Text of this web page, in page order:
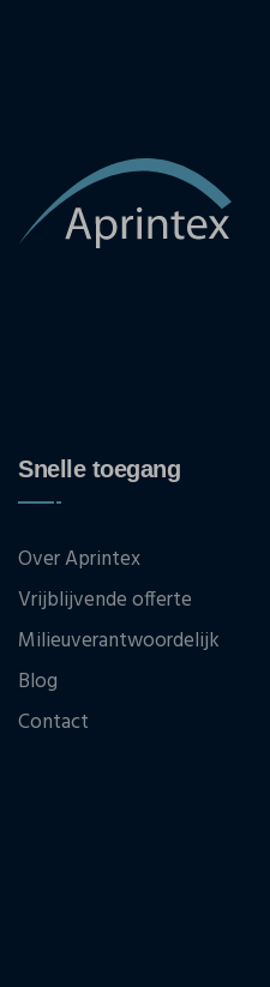
Snelle toegang
Over Aprintex
Vrijblijvende offerte
Milieuverantwoordelijk
Blog
Contact